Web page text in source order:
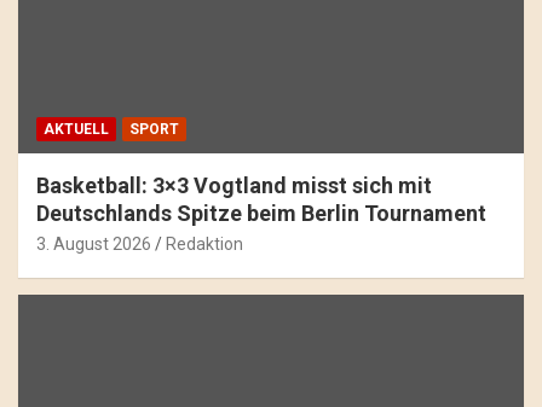
AKTUELL SPORT
Basketball: 3×3 Vogtland misst sich mit
Deutschlands Spitze beim Berlin Tournament
3. August 2026 Redaktion